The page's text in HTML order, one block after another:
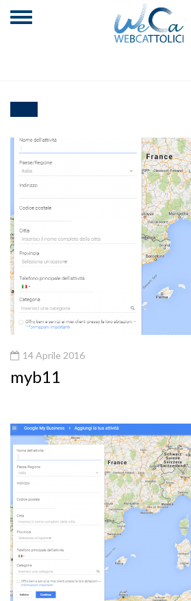
14 Aprile 2016
myb11